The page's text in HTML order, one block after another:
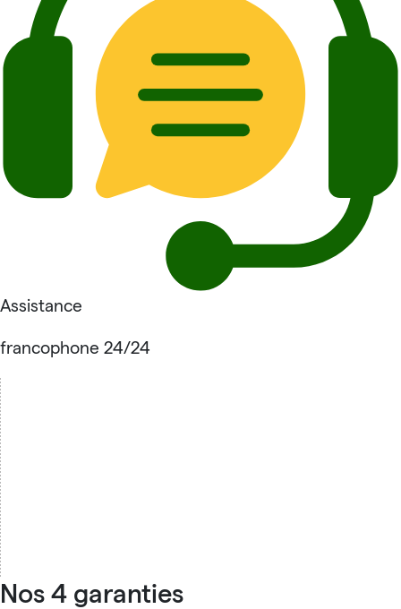
Assistance
francophone 24/24
Nos 4 garanties